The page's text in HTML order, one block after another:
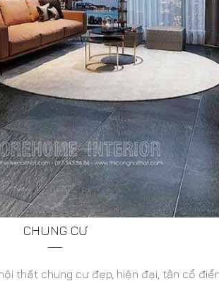
BIỆT THỰ
biệt thự tân cổ điển, biệt thự cao cấp,